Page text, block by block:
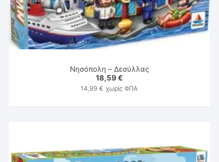
Νησόπολη – Δεσύλλας
18,59€
14,99€ χωρίς ΦΠΑ